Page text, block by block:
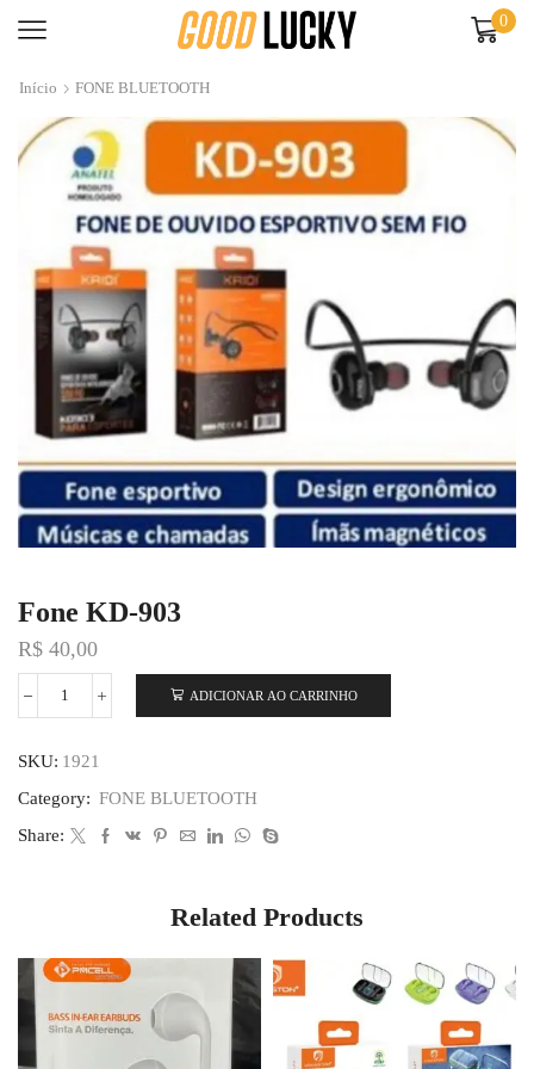
0
Início FONE BLUETOOTH
Fone KD-903
R$ 40,00
ADICIONAR AO CARRINHO
SKU: 1921
Category: FONE BLUETOOTH
Share:
Related Products